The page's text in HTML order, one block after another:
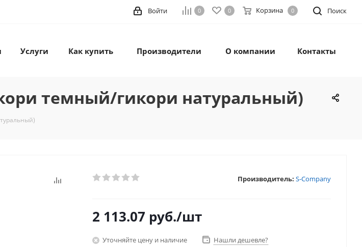
Поиск
0 0 Корзина 0
Войти
Услуги Как купить Производители О компании Контакты
темный/гикори натуральный)
Производитель: S-Company
2 113.07 руб./шт
Уточняйте цену и наличие Нашли дешевле?